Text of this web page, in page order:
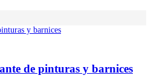
de pinturas y barnices